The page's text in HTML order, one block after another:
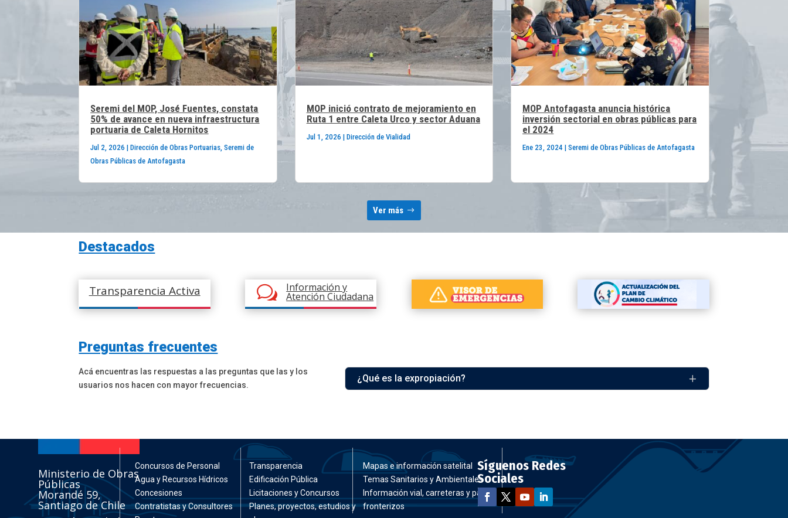
Seremi del MOP, José Fuentes, constata
50% de avance en nueva infraestructura
portuaria de Caleta Hornitos
Jul 2, 2026 |Dirección de Obras Portuarias,Seremi de
Obras Públicas de Antofagasta
MOP inició contrato de mejoramiento en
Ruta 1 entre Caleta Urco y sector Aduana
Jul 1, 2026 | Dirección de Vialidad
MOP Antofagasta anuncia histórica
inversión sectorial en obras públicas para
el 2024
Ene 23, 2024 |Seremi de Obras Públicas de Antofagasta
Ver más
Destacados
Transparencia Activa w Información y
Atención Ciudadana
Preguntas frecuentes
Acá encuentras las respuestas a las preguntas que las y los
usuarios nos hacen con mayor frecuencias.
¿Qué es la expropiación?
Ministerio de Obras
Públicas
Morandé 59,
Santiago de Chile
Concursos de Personal
Agua y Recursos Hídricos
Concesiones
Contratistas y Consultores
Transparencia
Edificación Pública
Licitaciones y Concursos
Planes, proyectos, estudios y
Mapas e información satelital
Temas Sanitarios y Ambientales
Información vial, carreteras y pasos
fronterizos
Síguenos Redes
Sociales